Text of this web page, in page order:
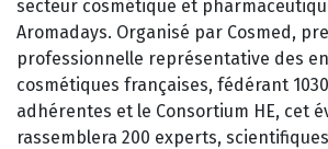
secteur cosmétique et
Aromadays. Organisé par Cosmed,
professionnelle représentative des
cosmétiques françaises, fédérant
adhérentes et le Consortium HE, cet
rassemblera 200 experts,